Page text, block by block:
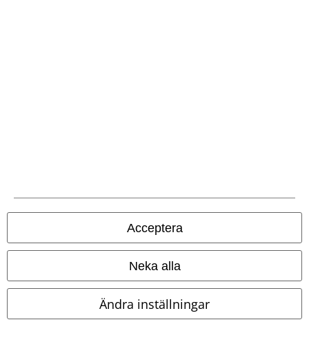
Acceptera
Neka alla
Ändra inställningar
% Få kvar i lager % Få kvar i lager